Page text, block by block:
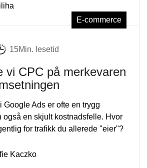
E-commerce
15Min. lesetid
vi CPC på merkevaren
Google Ads er ofte en trygg
også en skjult kostnadsfelle. Hvor
for trafikk du allerede "eier"?
Kaczko